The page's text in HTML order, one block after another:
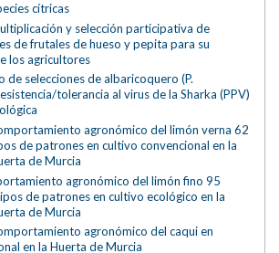
cítricas
y selección participativa de
de frutales de hueso y pepita para su
los agricultores
selecciones de albaricoquero (P.
tolerancia al virus de la Sharka (PPV)
agronómico del limón verna 62
de patrones en cultivo convencional en la
de Murcia
agronómico del limón fino 95
de patrones en cultivo ecológico en la
de Murcia
agronómico del caqui en
en la Huerta de Murcia